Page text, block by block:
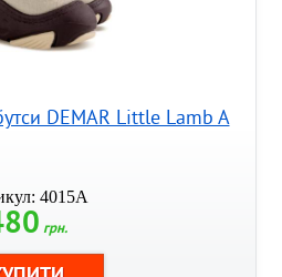
DEMAR Little Lamb A
4015A
грн.